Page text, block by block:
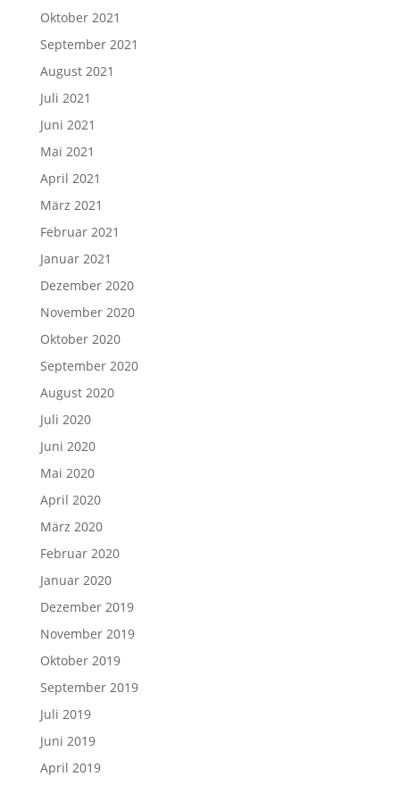
Oktober 2021
September 2021
August 2021
Juli 2021
Juni 2021
Mai 2021
April 2021
März 2021
Februar 2021
Januar 2021
Dezember 2020
November 2020
Oktober 2020
September 2020
August 2020
Juli 2020
Juni 2020
Mai 2020
April 2020
März 2020
Februar 2020
Januar 2020
Dezember 2019
November 2019
Oktober 2019
September 2019
Juli 2019
Juni 2019
April 2019